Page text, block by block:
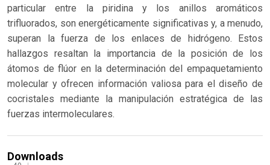
particular entre la piridina y los anillos aromáticos
trifluorados, son energéticamente significativas y, a menudo,
superan la fuerza de los enlaces de hidrógeno. Estos
hallazgos resaltan la importancia de la posición de los
átomos de flúor en la determinación del empaquetamiento
molecular y ofrecen información valiosa para el diseño de
cocristales mediante la manipulación estratégica de las
fuerzas intermoleculares.
Downloads